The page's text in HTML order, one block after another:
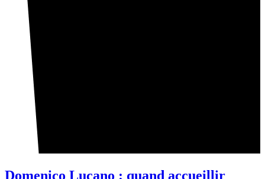
Domenico Lucano : quand accueillir